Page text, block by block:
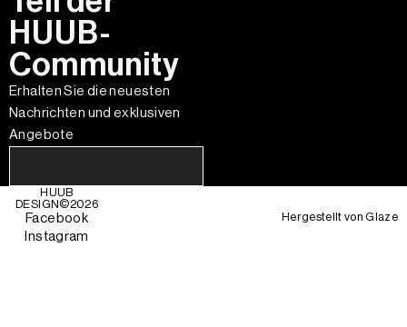
HUUB-
Community
Erhalten Sie die neuesten
Nachrichten und exklusiven
Angebote
HUUB
DESIGN©2026
Facebook
Instagram
Hergestellt vonGlaze